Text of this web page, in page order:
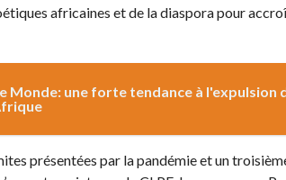
africaines et de la diaspora pour
Monde: une forte tendance à l'expulsion
présentées par la pandémie et un